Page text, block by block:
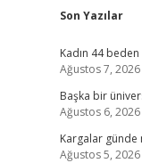
Son Yazılar
Kadın 44
Ağustos 7, 2026
Başka bir
Ağustos 6, 2026
Kargalar günde
Ağustos 5, 2026